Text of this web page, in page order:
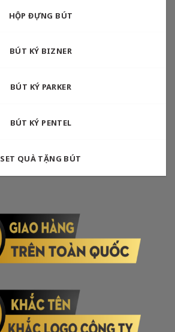
HỘP ĐỰNG BÚT
BÚT KÝ BIZNER
BÚT KÝ PARKER
BÚT KÝ PENTEL
SET QUÀ TẶNG BÚT